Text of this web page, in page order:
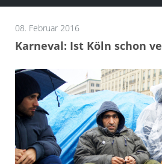
08. Februar 2016
Karneval: Ist Köln schon